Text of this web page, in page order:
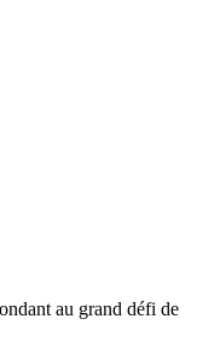
au grand défi de